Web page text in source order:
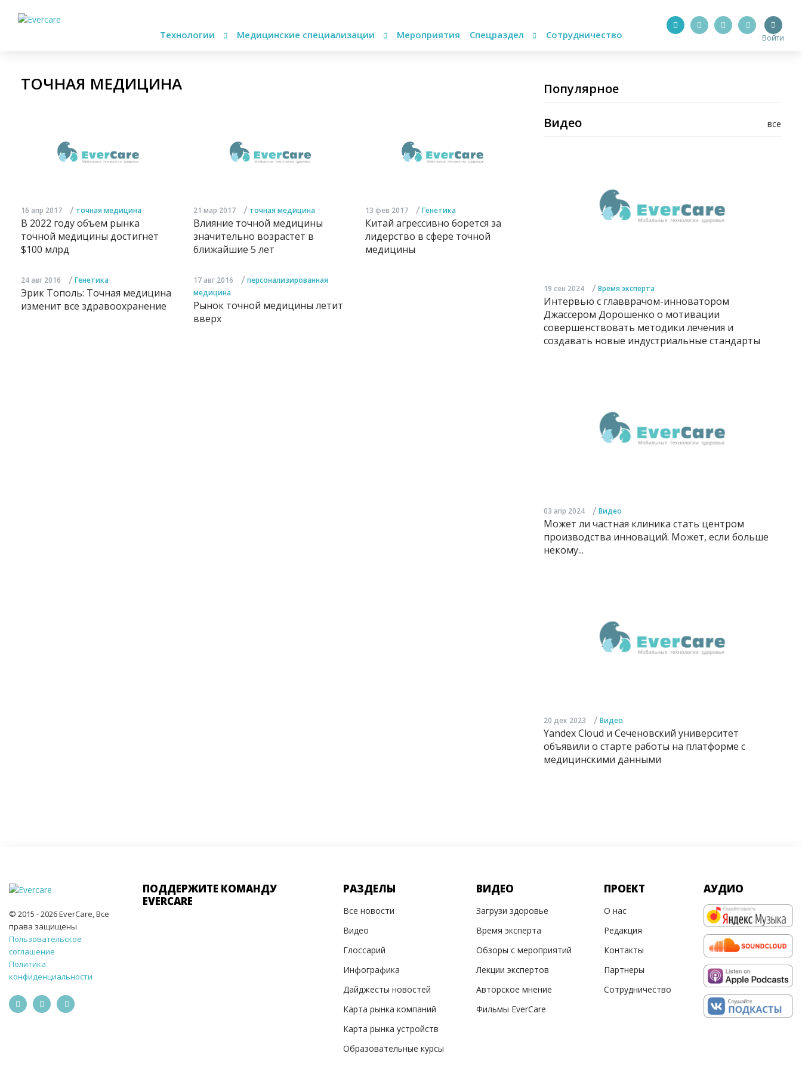
Технологии Медицинские специализации Мероприятия Спецраздел Сотрудничество Войти
ТОЧНАЯ МЕДИЦИНА
16 апр 2017 / точная медицина
В 2022 году объем рынка
точной медицины достигнет
$100 млрд
21 мар 2017 / точная медицина
Влияние точной медицины
значительно возрастет в
ближайшие 5 лет
13 фев 2017 / Генетика
Китай агрессивно борется за
лидерство в сфере точной
медицины
24 авг 2016 / Генетика
Эрик Тополь: Точная медицина
изменит все здравоохранение
17 авг 2016 / персонализированная
медицина
Рынок точной медицины летит
вверх
Популярное
все
Видео
19 сен 2024 / Время эксперта
Интервью с главврачом-инноватором
Джассером Дорошенко о мотивации
совершенствовать методики лечения и
создавать новые индустриальные стандарты
03 апр 2024 / Видео
Может ли частная клиника стать центром
производства инноваций. Может, если больше
некому...
20 дек 2023 / Видео
Yandex Cloud и Сеченовский университет
объявили о старте работы на платформе с
медицинскими данными
© 2015 - 2026 EverCare, Все
права защищены
Пользовательское
соглашение
Политика
конфиденциальности
ПОДДЕРЖИТЕ КОМАНДУ
EVERCARE
РАЗДЕЛЫ
Все новости
Видео
Глоссарий
Инфографика
Дайджесты новостей
Карта рынка компаний
Карта рынка устройств
Образовательные курсы
ВИДЕО
Загрузи здоровье
Время эксперта
Обзоры с мероприятий
Лекции экспертов
Авторское мнение
Фильмы EverCare
ПРОЕКТ
О нас
Редакция
Контакты
Партнеры
Сотрудничество
АУДИО